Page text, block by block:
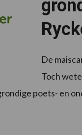
De
Toch
poets- en